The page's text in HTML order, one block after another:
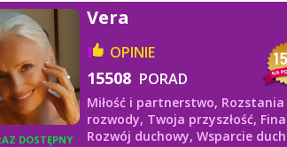
DOSTĘPNY
Vera
OPINIE
15508 PORAD
Miłość i partnerstwo,
rozwody, Twoja przyszłość,
Rozwój duchowy, Wsparcie